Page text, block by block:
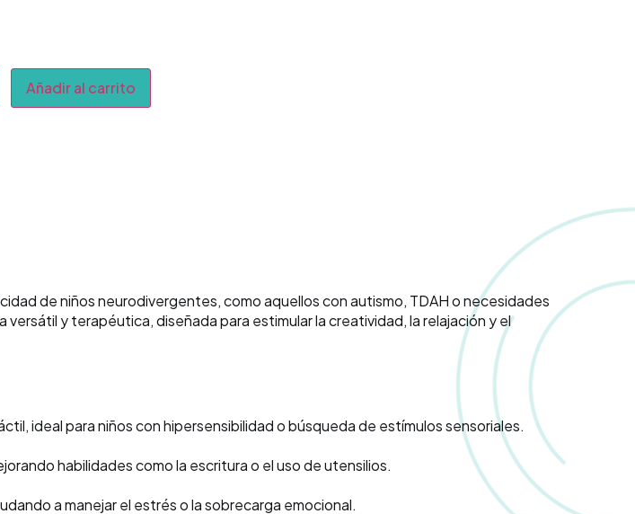
Añadir al carrito
de niños neurodivergentes, como aquellos con autismo, TDAH o necesidades
versátil y terapéutica, diseñada para estimular la creatividad, la relajación y el
ideal para niños con hipersensibilidad o búsqueda de estímulos sensoriales.
habilidades como la escritura o el uso de utensilios.
a manejar el estrés o la sobrecarga emocional.